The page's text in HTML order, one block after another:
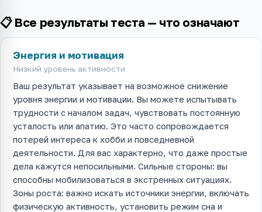
📋 Все результаты теста — что означают
Энергия и мотивация
Низкий уровень активности
Ваш результат указывает на возможное снижение
уровня энергии и мотивации. Вы можете испытывать
трудности с началом задач, чувствовать постоянную
усталость или апатию. Это часто сопровождается
потерей интереса к хобби и повседневной
деятельности. Для вас характерно, что даже простые
дела кажутся непосильными. Сильные стороны: вы
способны мобилизоваться в экстренных ситуациях.
Зоны роста: важно искать источники энергии, включать
физическую активность, установить режим сна и